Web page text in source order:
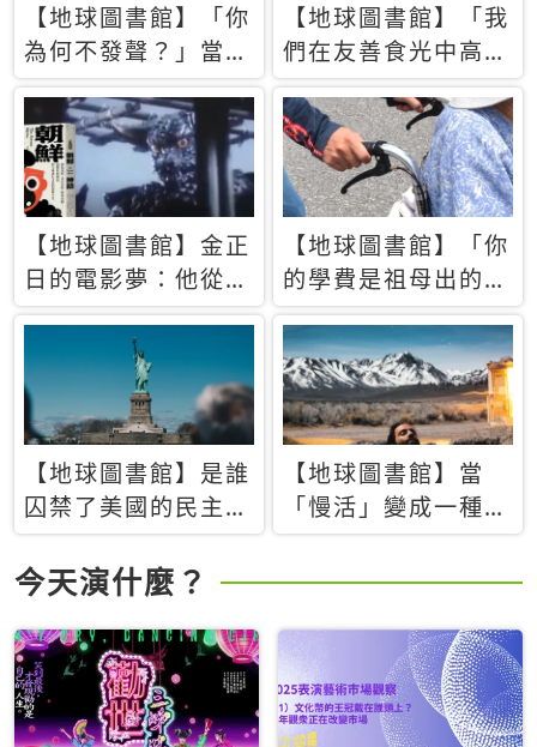
【地球圖書館】「你
為何不發聲？」當情
緒淹沒理智 你以為
的正義成為壓迫他人
的工具
【地球圖書館】「我
們在友善食光中高呼
民主自由，然後被刪
文」一本給Z世代的
末日寶懺《困在社群
平台》
【地球圖書館】金正
日的電影夢：他從南
韓綁來導演和演員，
卻拍出諷刺獨裁者的
北韓電影《平壤怪
獸》
【地球圖書館】「你
的學費是祖母出的」
當孝順變成情緒勒
索，日本孫女弒親案
背後的照護壓力
【地球圖書館】是誰
囚禁了美國的民主？
當民主威脅到特權，
經濟學家長達半世紀
的反撲計畫
【地球圖書館】當
「慢活」變成一種商
品：社群時代，資本
主義如何包裝你的休
今天演什麼？